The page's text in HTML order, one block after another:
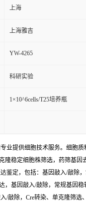
上海
上海雅吉
YW-4265
科研实验
1×10^6cells/T25培养瓶
业提供细胞技术服务。细胞
隆稳定细胞株筛选，药筛基因
鉴定，包括：基因敲入/敲除，
，基因敲入/敲除，常规基因稳
/敲除，Cre转染、单克隆筛选